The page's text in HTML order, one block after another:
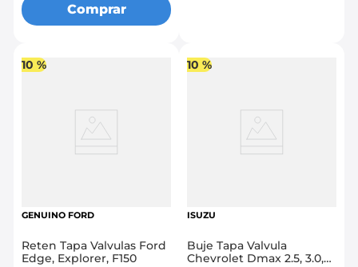
Comprar
10 %
GENUINO FORD
Reten Tapa Valvulas Ford
Edge, Explorer, F150
10 %
ISUZU
Buje Tapa Valvula
Chevrolet Dmax 2.5, 3.0,